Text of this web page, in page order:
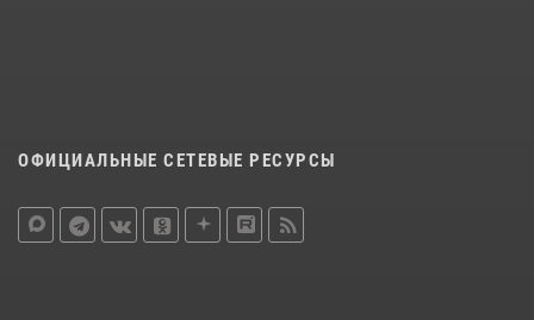
ОФИЦИАЛЬНЫЕ СЕТЕВЫЕ РЕСУРСЫ